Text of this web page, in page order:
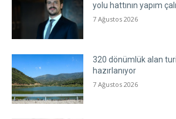
yolu hattının yapım
7 Ağustos 2026
320 dönümlük alan
hazırlanıyor
7 Ağustos 2026